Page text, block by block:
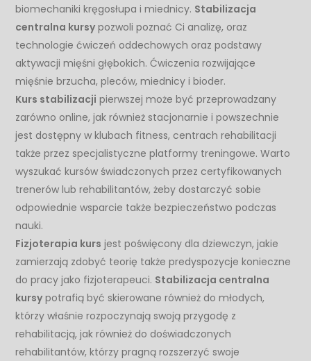
biomechaniki kręgosłupa i miednicy. Stabilizacja
centralna kursy pozwoli poznać Ci analizę, oraz
technologie ćwiczeń oddechowych oraz podstawy
aktywacji mięśni głębokich. Ćwiczenia rozwijające
mięśnie brzucha, pleców, miednicy i bioder.
Kurs stabilizacji pierwszej może być przeprowadzany
zarówno online, jak również stacjonarnie i powszechnie
jest dostępny w klubach fitness, centrach rehabilitacji
także przez specjalistyczne platformy treningowe. Warto
wyszukać kursów świadczonych przez certyfikowanych
trenerów lub rehabilitantów, żeby dostarczyć sobie
odpowiednie wsparcie także bezpieczeństwo podczas
nauki.
Fizjoterapia kurs jest poświęcony dla dziewczyn, jakie
zamierzają zdobyć teorię także predyspozycje konieczne
do pracy jako fizjoterapeuci. Stabilizacja centralna
kursy potrafią być skierowane również do młodych,
którzy właśnie rozpoczynają swoją przygodę z
rehabilitacją, jak również do doświadczonych
rehabilitantów, którzy pragną rozszerzyć swoje